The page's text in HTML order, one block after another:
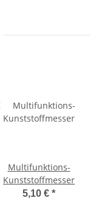
Multifunktions-
Kunststoffmesser
5,10 € *